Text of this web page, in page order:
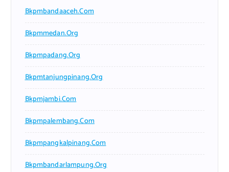
Bkpmbandaaceh.com
Bkpmmedan.org
Bkpmpadang.org
Bkpmtanjungpinang.org
Bkpmjambi.com
Bkpmpalembang.com
Bkpmpangkalpinang.com
Bkpmbandarlampung.org